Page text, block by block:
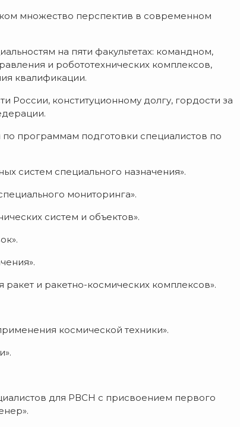
множество перспектив в современном
на пяти факультетах: командном,
и робототехнических комплексов,
квалификации.
России, конституционному долгу, гордости за
программам подготовки специалистов по
систем специального назначения».
мониторинга».
систем и объектов».
ракет и ракетно-космических комплексов».
космической техники».
для РВСН с присвоением первого